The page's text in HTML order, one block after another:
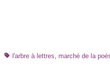
Tagsl'arbre à lettres marché de la